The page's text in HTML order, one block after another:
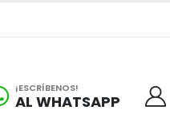
¡ESCRÍBENOS!
AL WHATSAPP